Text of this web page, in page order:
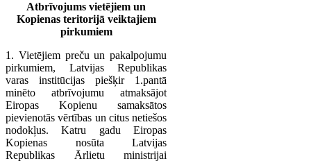
Atbrīvojums vietējiem un
Kopienas teritorijā veiktajiem
pirkumiem
1. Vietējiem preču un pakalpojumu
pirkumiem, Latvijas Republikas
varas institūcijas piešķir 1.pantā
minēto atbrīvojumu atmaksājot
Eiropas Kopienu samaksātos
pievienotās vērtības un citus netiešos
nodokļus. Katru gadu Eiropas
Kopienas nosūta Latvijas
Republikas Ārlietu ministrijai